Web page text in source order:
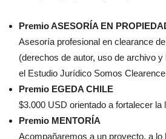
Premio ASESORÍA EN
Asesoría profesional en clearance
(derechos de autor, uso de archivo
el Estudio Jurídico Somos
Premio EGEDA CHILE
$3.000 USD orientado a fortalecer la
Premio MENTORÍA
Acompañaremos a un proyecto, a lo